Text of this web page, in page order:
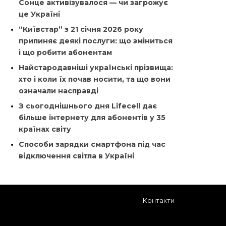
Сонце активізувалося — чи загрожує
це Україні
“Київстар” з 21 січня 2026 року
припиняє деякі послуги: що зміниться
і що робити абонентам
Найстародавніші українські прізвища:
хто і коли їх почав носити, та що вони
означали насправді
З сьогоднішнього дня Lifecell дає
більше інтернету для абонентів у 35
країнах світу
Способи зарядки смартфона під час
відключення світла в Україні
Контакти